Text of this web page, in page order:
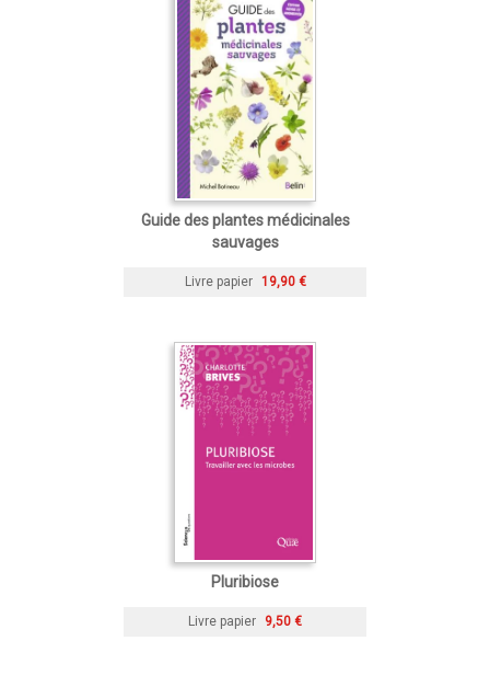
Guide des plantes médicinales
sauvages
Livre papier 19,90 €
Pluribiose
Livre papier 9,50 €